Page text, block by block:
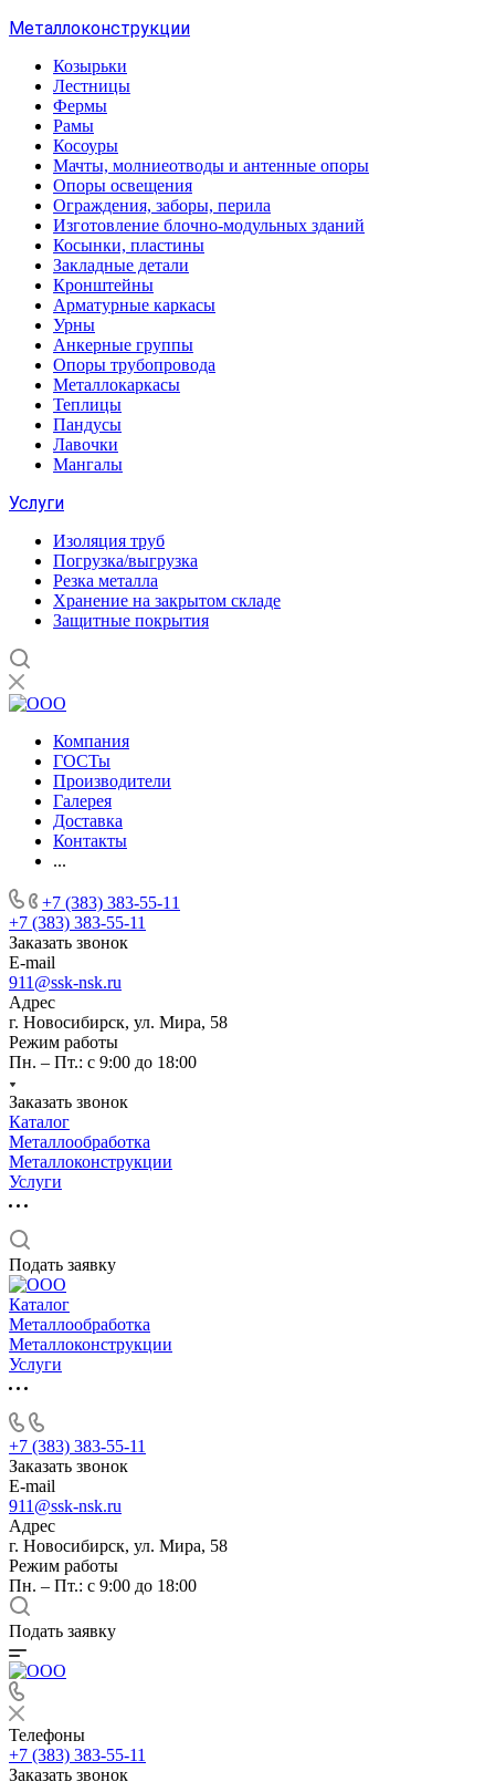
Металлоконструкции
Козырьки
Лестницы
Фермы
Рамы
Косоуры
Мачты, молниеотводы и антенные опоры
Опоры освещения
Ограждения, заборы, перила
Изготовление блочно-модульных зданий
Косынки, пластины
Закладные детали
Кронштейны
Арматурные каркасы
Урны
Анкерные группы
Опоры трубопровода
Металлокаркасы
Теплицы
Пандусы
Лавочки
Мангалы
Услуги
Изоляция труб
Погрузка/выгрузка
Резка металла
Хранение на закрытом складе
Защитные покрытия
Компания
ГОСТы
Производители
Галерея
Доставка
Контакты
...
+7 (383) 383-55-11
+7 (383) 383-55-11
Заказать звонок
E-mail
911@ssk-nsk.ru
Адрес
г. Новосибирск, ул. Мира, 58
Режим работы
Пн. – Пт.: с 9:00 до 18:00
Заказать звонок
Каталог
Металлообработка
Металлоконструкции
Услуги
Подать заявку
Каталог
Металлообработка
Металлоконструкции
Услуги
+7 (383) 383-55-11
Заказать звонок
E-mail
911@ssk-nsk.ru
Адрес
г. Новосибирск, ул. Мира, 58
Режим работы
Пн. – Пт.: с 9:00 до 18:00
Подать заявку
Телефоны
+7 (383) 383-55-11
Заказать звонок